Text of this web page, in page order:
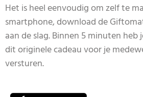
Het is heel eenvoudig om zelf te
smartphone, download de
aan de slag. Binnen 5 minuten heb
dit originele cadeau voor je
versturen.